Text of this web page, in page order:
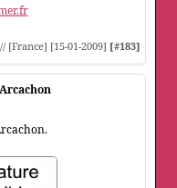
[France] [15-01-2009] [#183]